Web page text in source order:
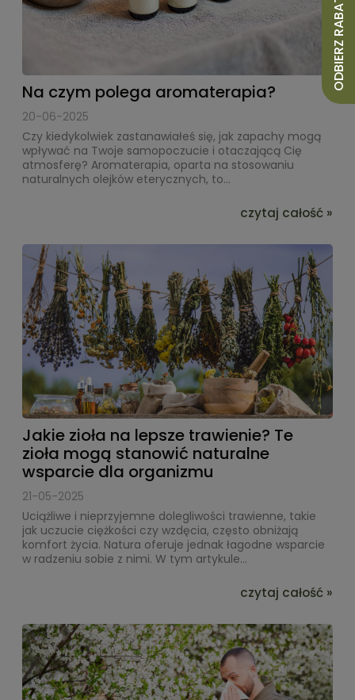
Na czym polega aromaterapia?
20-06-2025
Czy kiedykolwiek zastanawiałeś się, jak zapachy mogą
wpływać na Twoje samopoczucie i otaczającą Cię
atmosferę? Aromaterapia, oparta na stosowaniu
naturalnych olejków eterycznych, to...
czytaj całość »
Jakie zioła na lepsze trawienie? Te
zioła mogą stanowić naturalne
wsparcie dla organizmu
21-05-2025
Uciążliwe i nieprzyjemne dolegliwości trawienne, takie
jak uczucie ciężkości czy wzdęcia, często obniżają
komfort życia. Natura oferuje jednak łagodne wsparcie
w radzeniu sobie z nimi. W tym artykule...
czytaj całość »
ODBIERZ RABAT 10%